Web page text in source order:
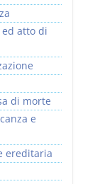
atto di
di morte
e
ereditaria